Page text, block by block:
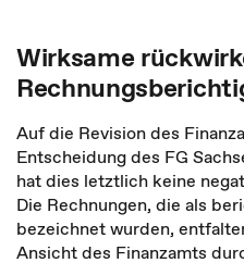
Wirksame
Auf die Revision des
Entscheidung des FG
hat dies letztlich keine
Die Rechnungen, die als
bezeichnet wurden,
Ansicht des Finanzamts